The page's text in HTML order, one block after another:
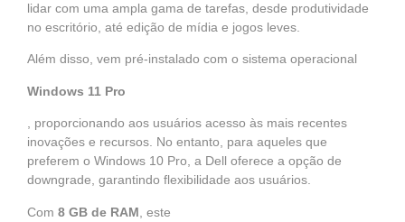
lidar com uma ampla gama de tarefas, desde produtividade
no escritório, até edição de mídia e jogos leves.
Além disso, vem pré-instalado com o sistema operacional
Windows 11 Pro
, proporcionando aos usuários acesso às mais recentes
inovações e recursos. No entanto, para aqueles que
preferem o Windows 10 Pro, a Dell oferece a opção de
downgrade, garantindo flexibilidade aos usuários.
Com 8 GB de RAM , este